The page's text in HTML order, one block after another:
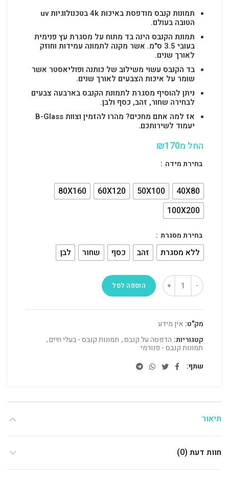
תמונות קנבס מודפסת באיכות 4k בטכנולוגיות uv
הטובה בעולם.
תמונת הקנבס הינה בד מתוח על מסגרת עץ פנימית
בעובי 3.5 ס"מ. אשר מקנה לתמונה עמידות וחוזק
לאורך שנים.
בד הקנבס עשוי משילוב של כותנה ופוליאסטר אשר
שומר על איכות הצבעים לאורך שנים.
ניתן להוסיף מסגרת לתמונת הקנבס בארבעה צבעים
לבחירה שחור, זהב, כסף ולבן.
אז למה אתם מחכים? מהרו להזמין וצוות B-Glass
יעמוד לשירותכם.
החל מ ₪170
בחירת מידה
40X80
50X100
60X120
80X160
100X200
בחירת מסגרת
ללא מסגרת זהב כסף שחור לבן
הוספה לסל
מק"ט: אין מידע
קטגוריות: הדפסה על קנבס, תמונות קנבס - בעלי חיים,
תמונות קנבס - פנורמי
שתף
תיאור
חוות דעת (0)